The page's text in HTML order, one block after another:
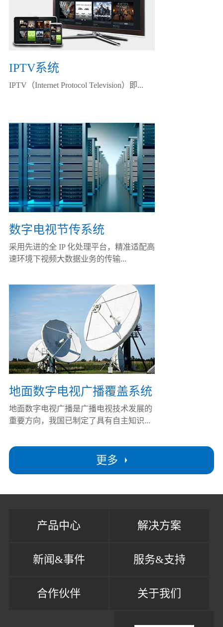
更多
IPTV系统
IPTV（Internet Protocol Television）即...
数字电视节传系统
采用先进的全 IP 化处理平台，精准适配高
速环境下视频大数据业务的传输...
地面数字电视广播覆盖系统
地面数字电视广播是广播电视技术发展的
重要方向，我国已制定了具有自主知识...
产品中心 解决方案
新闻&事件 服务&支持
合作伙伴 关于我们